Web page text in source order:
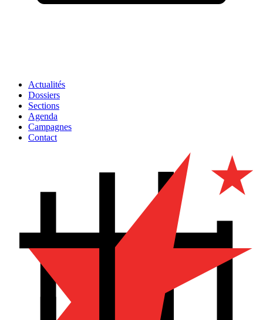
Actualités
Dossiers
Sections
Agenda
Campagnes
Contact